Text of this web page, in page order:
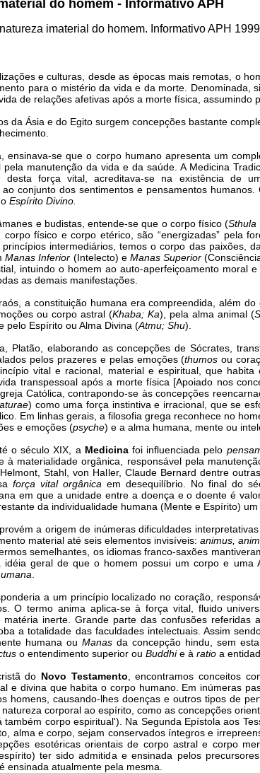
do homem - Informativo APH
imaterial do homem. Informativo APH
e culturas, desde as épocas mais remotas, o
para o mistério da vida e da morte. Denominada,
de relações afetivas após a morte física, assumindo
da Ásia e do Egito surgem concepções bastante
ensinava-se que o corpo humano apresenta um
pela manutenção da vida e da saúde. A Medicina
desta força vital, acreditava-se na existência de
conjunto dos sentimentos e pensamentos
Espírito Divino.
e budistas, entende-se que o corpo físico (Sthula
corpo físico e corpo etérico, são “energizadas” pela
princípios intermediários, temos o corpo das paixões,
Manas Inferior (Intelecto) e Manas Superior
intuindo o homem ao auto-aperfeiçoamento moral
as demais manifestações.
a constituição humana era compreendida, além do
ou corpo astral (Khaba; Ka), pela alma animal (
pelo Espírito ou Alma Divina (Atmu; Shu).
Platão, elaborando as concepções de Sócrates,
pelos prazeres e pelas emoções (thumos ou
vital e racional, material e espiritual, que
transpessoal após a morte física [Apoiado nos
Católica, contrapondo-se às concepções
) como uma força instintiva e irracional, que se
Em linhas gerais, a filosofia grega reconhece no
e emoções (psyche) e a alma humana, mente ou
o século XIX, a Medicinafoi influenciada pelo
à materialidade orgânica, responsável pela
Stahl, von Haller, Claude Bernard dentre
força vital orgânica em desequilíbrio. No final do
em que a unidade entre a doença e o doente é
da individualidade humana (Mente e Espírito) um
a origem de inúmeras dificuldades
material até seis elementos invisíveis:animus,
semelhantes, os idiomas franco-saxões
idéia geral de que o homem possui um corpo e
a um princípio localizado no coração,
O termo anima aplica-se à força vital, fluido
inerte. Grande parte das confusões referidas
a totalidade das faculdades intelectuais. Assim
humana ou Manasda concepção hindu, sem
o entendimento superior ou Buddhie à ratioa
do Novo Testamento , encontramos conceitos
e divina que habita o corpo humano. Em inúmeras
homens, causando-lhes doenças e outros tipos de
corporal ao espírito, como as concepções
também corpo espiritual'). Na Segunda Epístola aos
alma e corpo, sejam conservados íntegros e
esotéricas orientais de corpo astral e corpo
ter sido admitida e ensinada pelos
ensinada atualmente pela mesma.